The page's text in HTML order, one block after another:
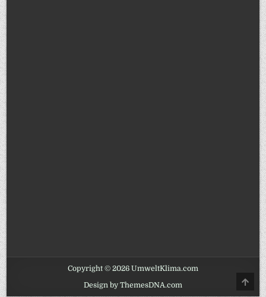
Copyright © 2026 UmweltKlima.com
Design by ThemesDNA.com